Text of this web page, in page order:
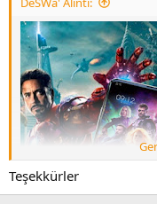
Teşekkürler